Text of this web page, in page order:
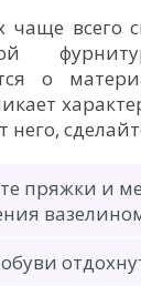
чаще всего
о
него,
пряжки и